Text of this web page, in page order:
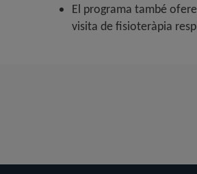
El programa també
visita de fisioteràpia